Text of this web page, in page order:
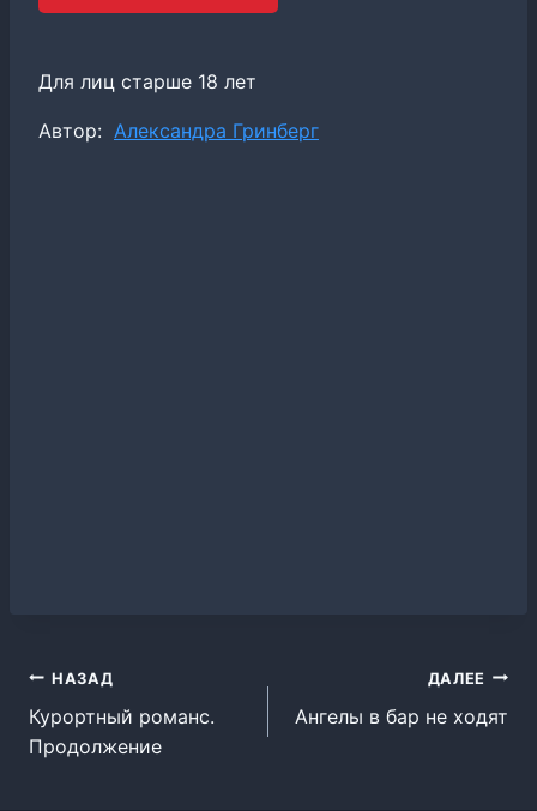
Для лиц старше 18 лет
Метки
Автор: Александра Гринберг
Навигация
по
НАЗАД
Курортный романс.
Продолжение
ДАЛЕЕ
Ангелы в бар не ходят